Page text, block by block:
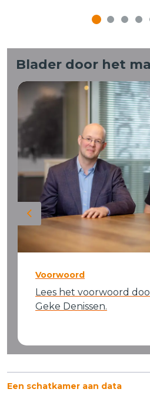
Blader door het
Previous
Voorwoord
Lees het voorwoord
Geke Denissen.
Een schatkamer aan data